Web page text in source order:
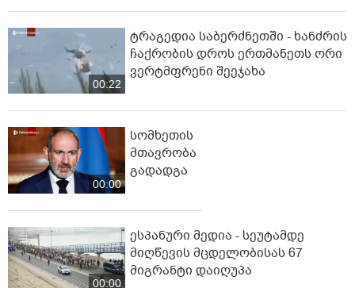
00:22
ტრაგედია საბერძნეთში - ხანძრის
ჩაქრობის დროს ერთმანეთს ორი
ვერტმფრენი შეეჯახა
00:00
სომხეთის
მთავრობა
გადადგა
00:00
ესპანური მედია - სეუტამდე
მიღწევის მცდელობისას 67
მიგრანტი დაიღუპა